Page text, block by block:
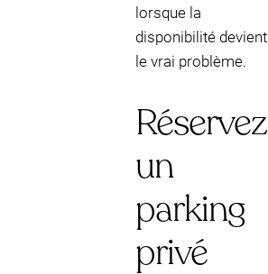
lorsque la
disponibilité devient
le vrai problème.
Réservez
un
parking
privé